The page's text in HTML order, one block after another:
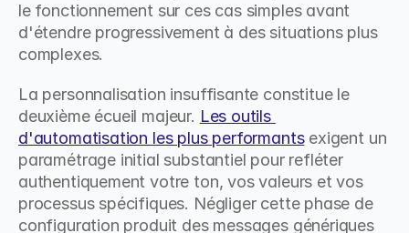
le fonctionnement sur ces cas simples avant
d'étendre progressivement à des situations plus
complexes.
La personnalisation insuffisante constitue le
deuxième écueil majeur. Les outils
d'automatisation les plus performants exigent un
paramétrage initial substantiel pour refléter
authentiquement votre ton, vos valeurs et vos
processus spécifiques. Négliger cette phase de
configuration produit des messages génériques